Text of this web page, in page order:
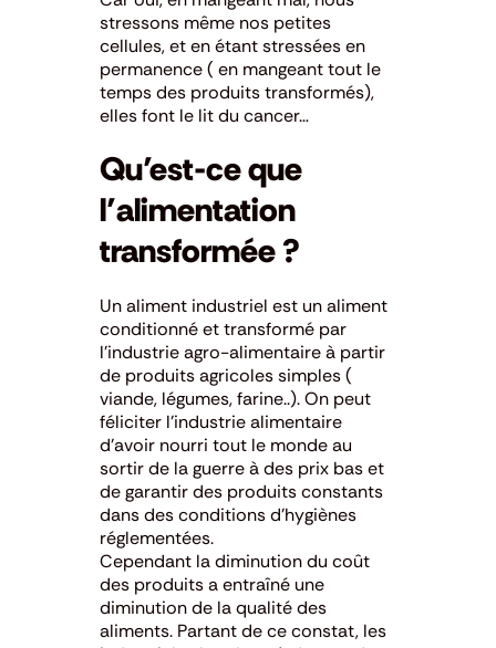
stressons même nos petites
cellules, et en étant stressées en
permanence ( en mangeant tout le
temps des produits transformés),
elles font le lit du cancer…
Qu’est-ce que
l’alimentation
transformée ?
Un aliment industriel est un aliment
conditionné et transformé par
l’industrie agro-alimentaire à partir
de produits agricoles simples (
viande, légumes, farine..). On peut
féliciter l’industrie alimentaire
d’avoir nourri tout le monde au
sortir de la guerre à des prix bas et
de garantir des produits constants
dans des conditions d’hygiènes
réglementées.
Cependant la diminution du coût
des produits a entraîné une
diminution de la qualité des
aliments. Partant de ce constat, les